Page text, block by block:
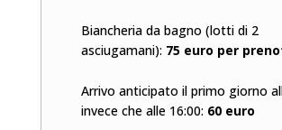
Biancheria da bagno (lotti di 2
asciugamani): 75 euro per
Arrivo anticipato il primo giorno
invece che alle 16:00: 60 euro